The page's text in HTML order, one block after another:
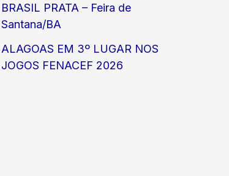
BRASIL PRATA – Feira de
Santana/BA
ALAGOAS EM 3º LUGAR NOS
JOGOS FENACEF 2026